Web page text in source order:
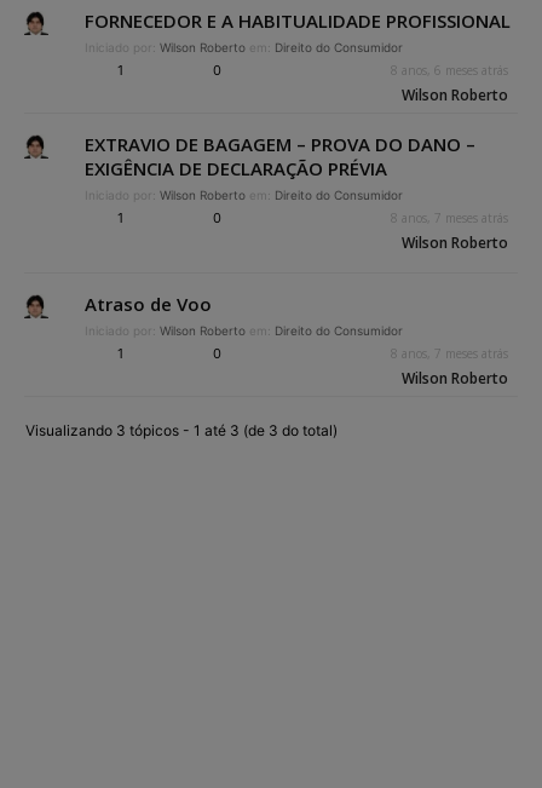
FORNECEDOR E A HABITUALIDADE PROFISSIONAL
Iniciado por: Wilson Roberto em: Direito do Consumidor
1 0 8 anos, 6 meses atrás
Wilson Roberto
EXTRAVIO DE BAGAGEM – PROVA DO DANO –
EXIGÊNCIA DE DECLARAÇÃO PRÉVIA
Iniciado por: Wilson Roberto em: Direito do Consumidor
1 0 8 anos, 7 meses atrás
Wilson Roberto
Atraso de Voo
Iniciado por: Wilson Roberto em: Direito do Consumidor
1 0 8 anos, 7 meses atrás
Wilson Roberto
Visualizando 3 tópicos - 1 até 3 (de 3 do total)